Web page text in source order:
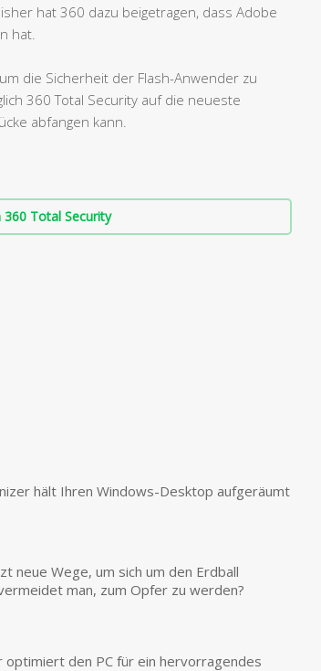
hat 360 dazu beigetragen, dass Adobe
hat.
die Sicherheit der Flash-Anwender zu
360 Total Security auf die neueste
abfangen kann.
Total Security
hält Ihren Windows-Desktop aufgeräumt
neue Wege, um sich um den Erdball
man, zum Opfer zu werden?
den PC für ein hervorragendes